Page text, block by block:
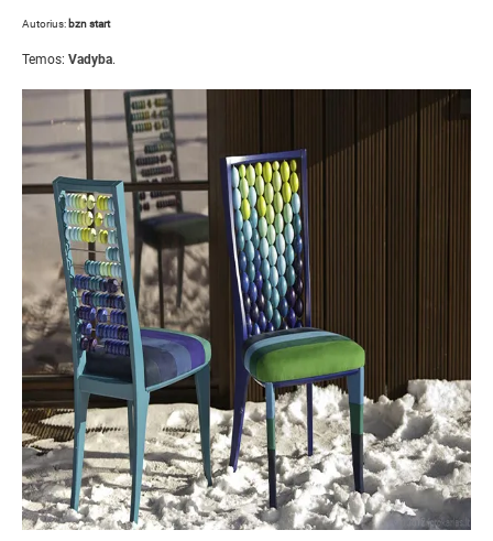
Autorius: bzn start
Temos: Vadyba.